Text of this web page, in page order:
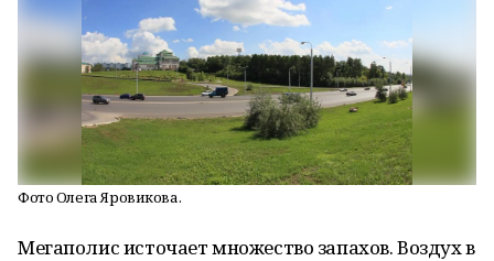
Фото Олега Яровикова.
Мегаполис источает множество запахов. Воздух в